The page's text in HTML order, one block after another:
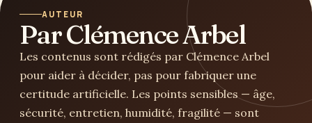
AUTEUR
Par Clémence Arbel
Les contenus sont rédigés par Clémence Arbel
pour aider à décider, pas pour fabriquer une
certitude artificielle. Les points sensibles — âge,
sécurité, entretien, humidité, fragilité — sont